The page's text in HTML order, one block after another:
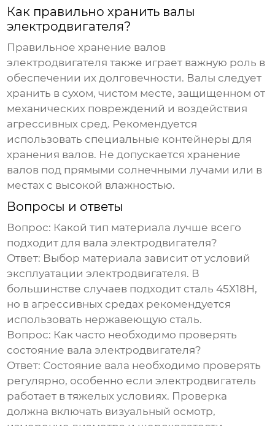
Как правильно хранить валы
электродвигателя?
Правильное хранение валов
электродвигателя также играет важную роль в
обеспечении их долговечности. Валы следует
хранить в сухом, чистом месте, защищенном от
механических повреждений и воздействия
агрессивных сред. Рекомендуется
использовать специальные контейнеры для
хранения валов. Не допускается хранение
валов под прямыми солнечными лучами или в
местах с высокой влажностью.
Вопросы и ответы
Вопрос: Какой тип материала лучше всего
подходит для вала электродвигателя?
Ответ: Выбор материала зависит от условий
эксплуатации электродвигателя. В
большинстве случаев подходит сталь 45Х18Н,
но в агрессивных средах рекомендуется
использовать нержавеющую сталь.
Вопрос: Как часто необходимо проверять
состояние вала электродвигателя?
Ответ: Состояние вала необходимо проверять
регулярно, особенно если электродвигатель
работает в тяжелых условиях. Проверка
должна включать визуальный осмотр,